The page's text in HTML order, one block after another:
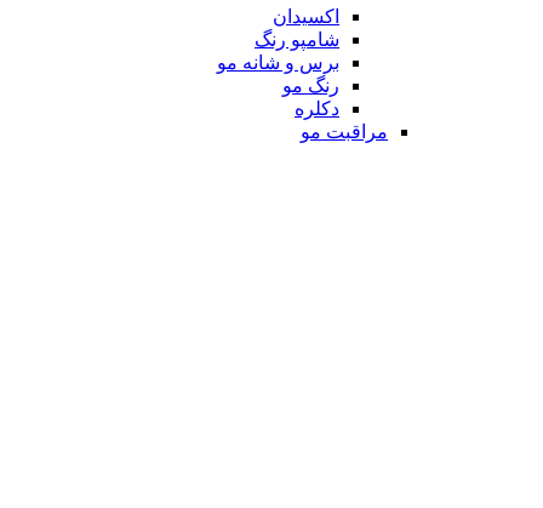
اکسیدان
شامپو رنگ
برس و شانه مو
رنگ مو
دکلره
مراقبت مو